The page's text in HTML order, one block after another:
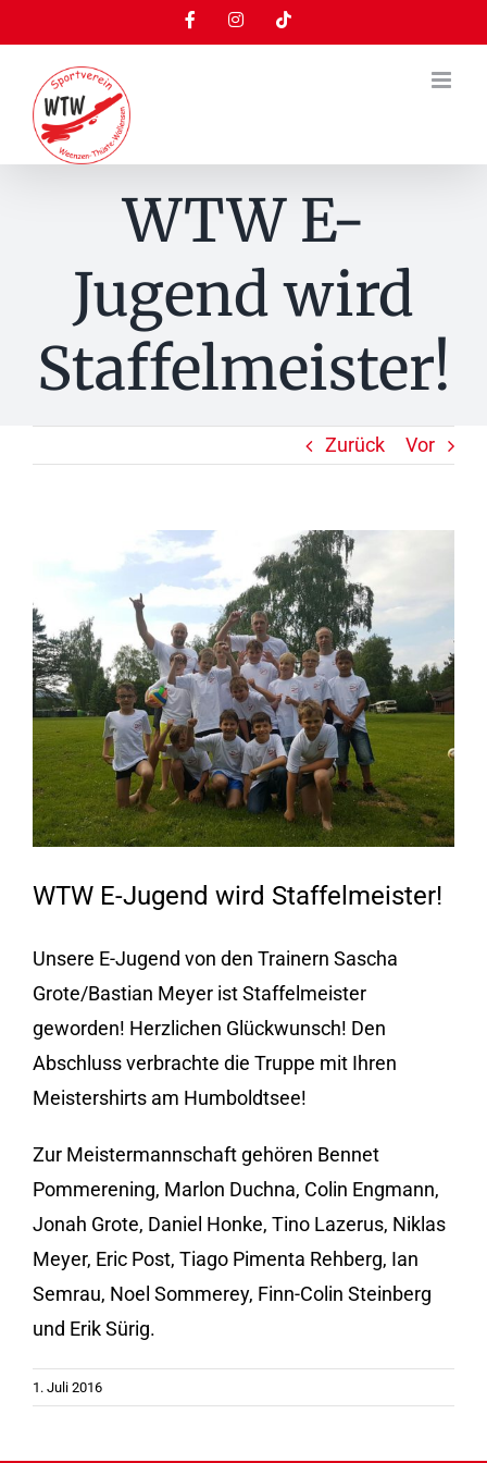
Inhalt
springen
FacebookInstagramTiktok
WTW E-
Jugend wird
Staffelmeister!
Zurück Vor
Bild
WTW E-Jugend wird Staffelmeister!
Unsere E-Jugend von den Trainern Sascha
Grote/Bastian Meyer ist Staffelmeister
geworden! Herzlichen Glückwunsch! Den
Abschluss verbrachte die Truppe mit Ihren
Meistershirts am Humboldtsee!
Zur Meistermannschaft gehören Bennet
Pommerening, Marlon Duchna, Colin Engmann,
Jonah Grote, Daniel Honke, Tino Lazerus, Niklas
Meyer, Eric Post, Tiago Pimenta Rehberg, Ian
Semrau, Noel Sommerey, Finn-Colin Steinberg
und Erik Sürig.
1. Juli 2016